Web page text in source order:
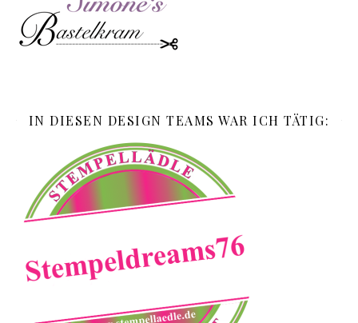
IN DIESEN DESIGN TEAMS WAR ICH TÄTIG: